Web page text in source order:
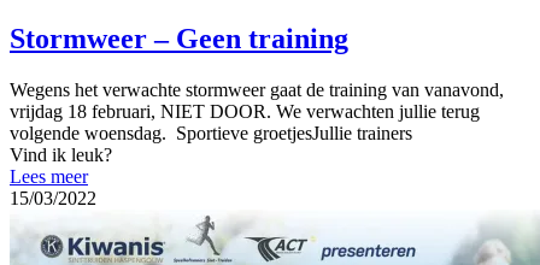
Stormweer – Geen training
Wegens het verwachte stormweer gaat de training van vanavond,
vrijdag 18 februari, NIET DOOR. We verwachten jullie terug
volgende woensdag. Sportieve groetjesJullie trainers
Vind ik leuk?
Lees meer
15/03/2022